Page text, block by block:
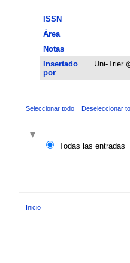
ISSN
Área
Notas
Insertado
por
Uni-Trier
Seleccionar todo Deseleccionar
Todas las entradas
Inicio